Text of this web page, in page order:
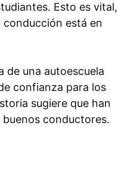
Esto es vital,
conducción está en
de una autoescuela
confianza para los
sugiere que han
conductores.